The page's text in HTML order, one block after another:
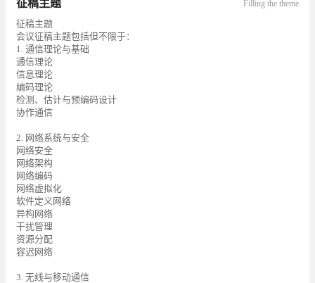
征稿主题 Filling the theme
征稿主题
会议征稿主题包括但不限于：
1. 通信理论与基础
通信理论
信息理论
编码理论
检测、估计与预编码设计
协作通信
2. 网络系统与安全
网络安全
网络架构
网络编码
网络虚拟化
软件定义网络
异构网络
干扰管理
资源分配
容迟网络
3. 无线与移动通信